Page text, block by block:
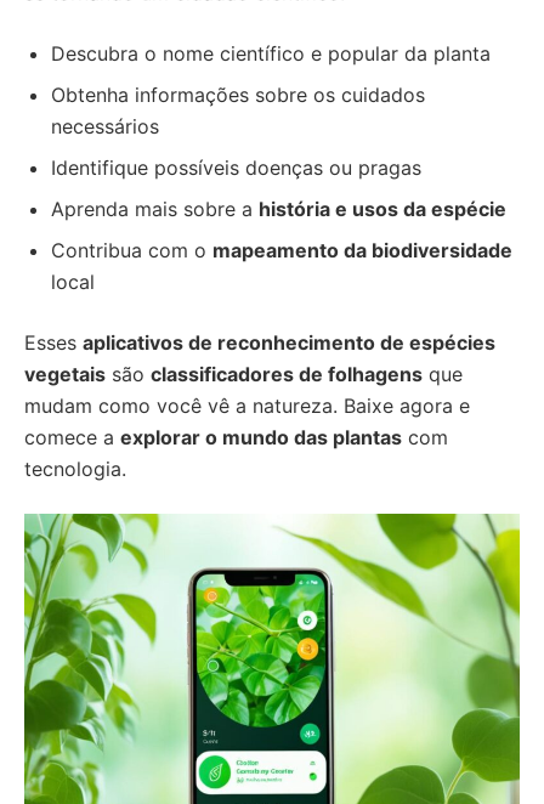
Descubra o nome científico e popular da planta
Obtenha informações sobre os cuidados
necessários
Identifique possíveis doenças ou pragas
Aprenda mais sobre a história e usos da espécie
Contribua com o mapeamento da biodiversidade
local
Esses aplicativos de reconhecimento de espécies
vegetais são classificadores de folhagens que
mudam como você vê a natureza. Baixe agora e
comece a explorar o mundo das plantas com
tecnologia.